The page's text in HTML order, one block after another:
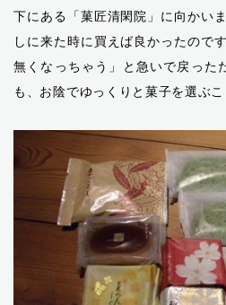
下にある「菓匠清閑院」に向かい
しに来た時に買えば良かったので
無くなっちゃう」と急いで戻った
も、お陰でゆっくりと菓子を選ぶこ